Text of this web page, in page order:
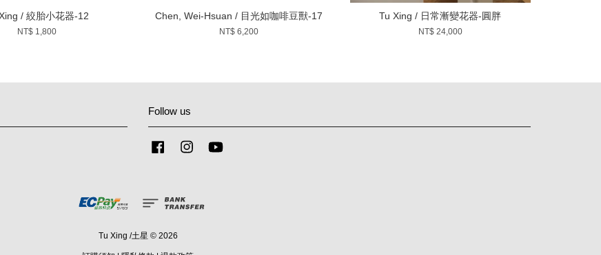
/ 絞胎小花器-12
NT$ 1,800
Chen, Wei-Hsuan / 目光如咖啡豆獸-17
NT$ 6,200
Tu Xing / 日常漸變花器-圓胖
NT$ 24,000
Follow us
FacebookInstagram
Tu Xing /土星 © 2026